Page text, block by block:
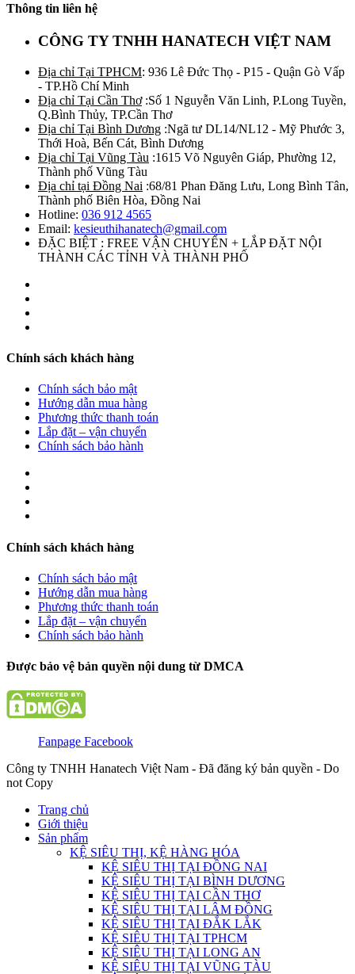
Thông tin liên hệ
CÔNG TY TNHH HANATECH VIỆT NAM
Địa chỉ Tại TPHCM: 936 Lê Đức Thọ - P15 - Quận Gò Vấp
- TP.Hồ Chí Minh
Địa chỉ Tại Cần Thơ:Số 1 Nguyễn Văn Linh, P.Long Tuyền,
Q.Bình Thủy, TP.Cần Thơ
Địa chỉ Tại Bình Dương :Ngã tư DL14/NL12 - Mỹ Phước 3,
Thới Hoà, Bến Cát, Bình Dương
Địa chỉ Tại Vũng Tàu :1615 Võ Nguyên Giáp, Phường 12,
Thành phố Vũng Tàu
Địa chỉ tại Đồng Nai :68/81 Phan Đăng Lưu, Long Bình Tân,
Thành phố Biên Hòa, Đồng Nai
Hotline: 036 912 4565
Email: kesieuthihanatech@gmail.com
ĐẶC BIỆT : FREE VẬN CHUYỂN + LẮP ĐẶT NỘI
THÀNH CÁC TỈNH VÀ THÀNH PHỐ
Chính sách khách hàng
Chính sách bảo mật
Hướng dẫn mua hàng
Phương thức thanh toán
Lắp đặt – vận chuyển
Chính sách bảo hành
Chính sách khách hàng
Chính sách bảo mật
Hướng dẫn mua hàng
Phương thức thanh toán
Lắp đặt – vận chuyển
Chính sách bảo hành
Được bảo vệ bản quyền nội dung từ DMCA
Fanpage Facebook
Công ty TNHH Hanatech Việt Nam - Đã đăng ký bản quyền - Do
not Copy
Trang chủ
Giới thiệu
Sản phẩm
KỆ SIÊU THỊ, KỆ HÀNG HÓA
KỆ SIÊU THỊ TẠI ĐỒNG NAI
KỆ SIÊU THỊ TẠI BÌNH DƯƠNG
KỆ SIÊU THỊ TẠI CẦN THƠ
KỆ SIÊU THỊ TẠI LÂM ĐỒNG
KỆ SIÊU THỊ TẠI ĐẮK LẮK
KỆ SIÊU THỊ TẠI TPHCM
KỆ SIÊU THỊ TẠI LONG AN
KỆ SIÊU THỊ TẠI VŨNG TÀU